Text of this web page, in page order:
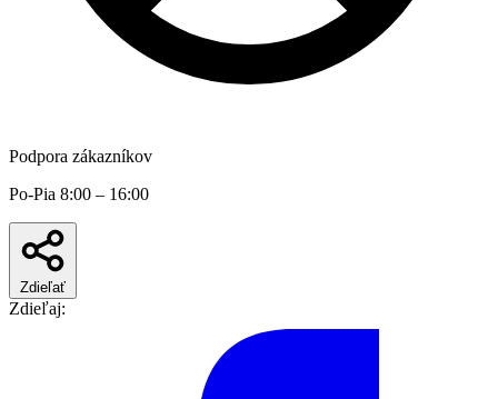
Podpora zákazníkov
Po-Pia 8:00 – 16:00
Zdieľať
Zdieľaj: